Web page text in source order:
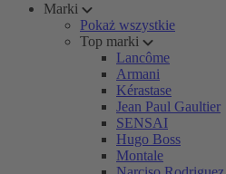
Marki
Pokaż wszystkie
Top marki
Lancôme
Armani
Kérastase
Jean Paul Gaultier
SENSAI
Hugo Boss
Montale